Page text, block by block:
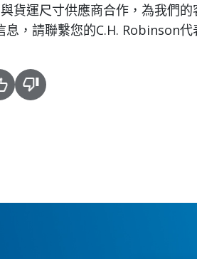
貨運尺寸供應商合作，為我們
息，請聯繫您的C.H. Robinson代